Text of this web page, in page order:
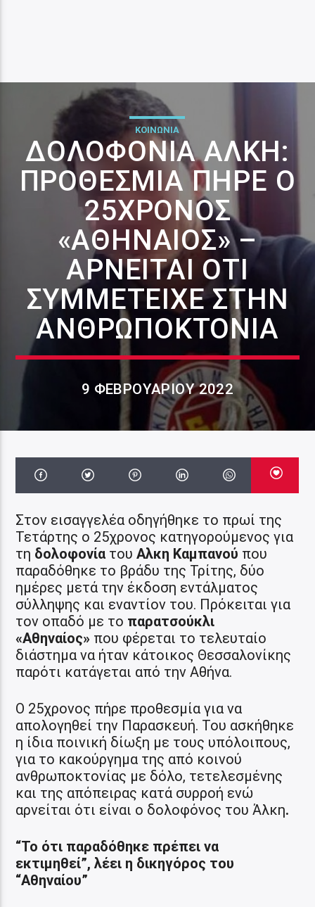
ΚΟΙΝΩΝΙΑ
ΔΟΛΟΦΟΝΊΑ ΆΛΚΗ:
ΠΡΟΘΕΣΜΊΑ ΠΉΡΕ Ο
25ΧΡΟΝΟΣ
«ΑΘΗΝΑΊΟΣ» –
ΑΡΝΕΊΤΑΙ ΌΤΙ
ΣΥΜΜΕΤΕΊΧΕ ΣΤΗΝ
ΑΝΘΡΩΠΟΚΤΟΝΊΑ
9 ΦΕΒΡΟΥΑΡΊΟΥ 2022
Στον εισαγγελέα οδηγήθηκε το πρωί της
Τετάρτης ο 25χρονος κατηγορούμενος για
τη δολοφονία τουΑλκη Καμπανού που
παραδόθηκε το βράδυ της Τρίτης, δύο
ημέρες μετά την έκδοση εντάλματος
σύλληψης και εναντίον του. Πρόκειται για
τον οπαδό με το παρατσούκλι
«Αθηναίος» που φέρεται το τελευταίο
διάστημα να ήταν κάτοικος Θεσσαλονίκης
παρότι κατάγεται από την Αθήνα.
Ο 25χρονος πήρε προθεσμία για να
απολογηθεί την Παρασκευή. Του ασκήθηκε
η ίδια ποινική δίωξη με τους υπόλοιπους,
για το κακούργημα της από κοινού
ανθρωποκτονίας με δόλο, τετελεσμένης
και της απόπειρας κατά συρροή ενώ
αρνείται ότι είναι ο δολοφόνος του Άλκη.
“Το ότι παραδόθηκε πρέπει να
εκτιμηθεί”,λέει η δικηγόρος του
“Αθηναίου”